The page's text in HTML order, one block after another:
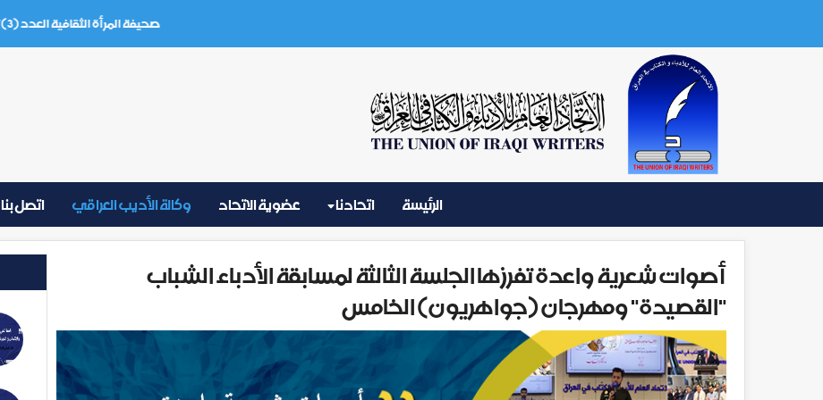
صحيفة المرأة الثقافية العدد (3) تموز 2026
الرئيسة اتحادنا عضوية الاتحاد وكالة الأديب العراقي اتصل بنا
أصوات شعرية واعدة تفرزها الجلسة الثالثة لمسابقة الأدباء الشباب
"القصيدة" ومهرجان (جواهريون) الخامس